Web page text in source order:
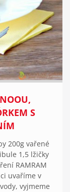
S
200g vařené
1,5 lžičky
RAMRAM
uvaříme v
vyjmeme